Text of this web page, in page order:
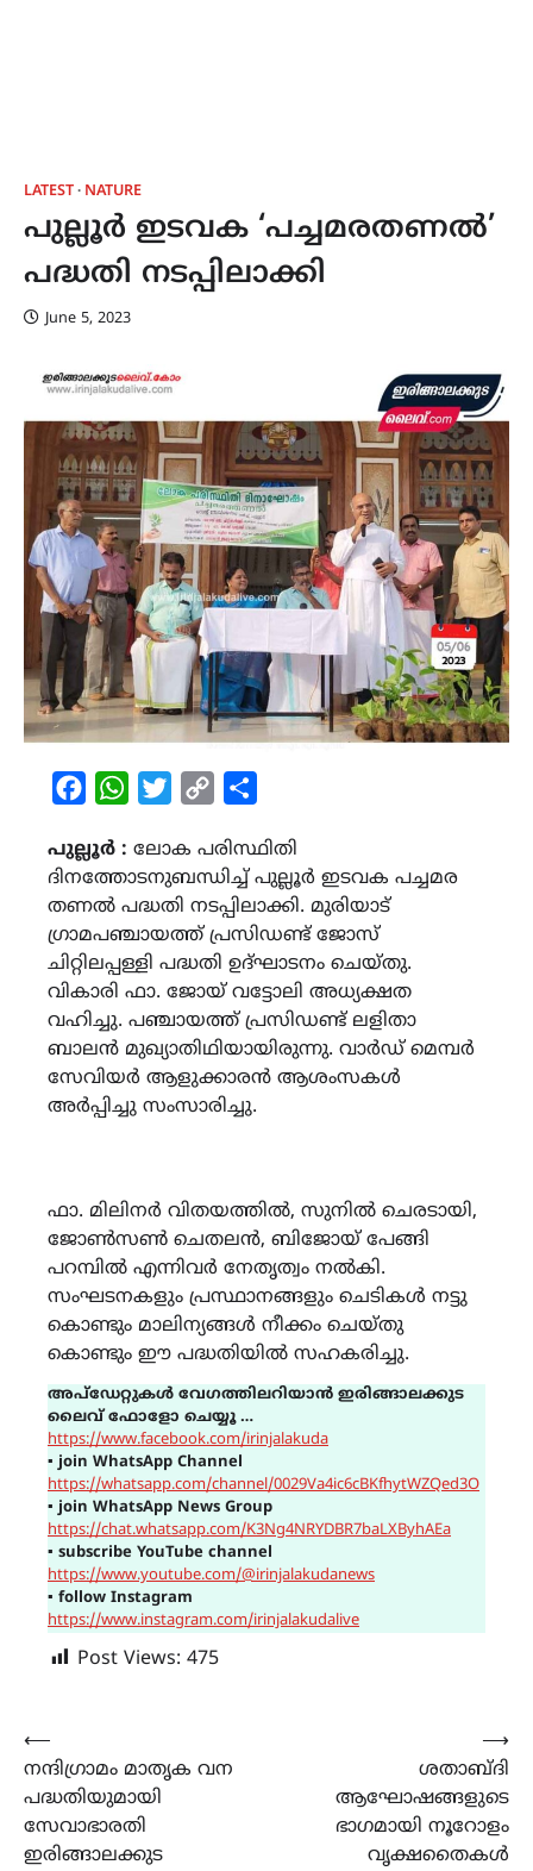
LATEST NATURE
പുല്ലൂർ ഇടവക ‘പച്ചമരതണൽ’
പദ്ധതി നടപ്പിലാക്കി
June 5, 2023
FacebookWhatsAppTwitterCopy
പുല്ലൂർ : ലോക പരിസ്ഥിതി
ദിനത്തോടനുബന്ധിച്ച് പുല്ലൂർ ഇടവക പച്ചമര
തണൽ പദ്ധതി നടപ്പിലാക്കി. മുരിയാട്
ഗ്രാമപഞ്ചായത്ത് പ്രസിഡണ്ട് ജോസ്
ചിറ്റിലപ്പള്ളി പദ്ധതി ഉദ്ഘാടനം ചെയ്തു.
വികാരി ഫാ. ജോയ് വട്ടോലി അധ്യക്ഷത
വഹിച്ചു. പഞ്ചായത്ത് പ്രസിഡണ്ട് ലളിതാ
ബാലൻ മുഖ്യാതിഥിയായിരുന്നു. വാർഡ് മെമ്പർ
സേവിയർ ആളുക്കാരൻ ആശംസകൾ
അർപ്പിച്ചു സംസാരിച്ചു.
ഫാ. മിലിനർ വിതയത്തിൽ, സുനിൽ ചെരടായി,
ജോൺസൺ ചെതലൻ, ബിജോയ് പേങ്ങി
പറമ്പിൽ എന്നിവർ നേതൃത്വം നൽകി.
സംഘടനകളും പ്രസ്ഥാനങ്ങളും ചെടികൾ നട്ടു
കൊണ്ടും മാലിന്യങ്ങൾ നീക്കം ചെയ്തു
കൊണ്ടും ഈ പദ്ധതിയിൽ സഹകരിച്ചു.
അപ്ഡേറ്റുകൾ വേഗത്തിലറിയാൻ ഇരിങ്ങാലക്കുട
ലൈവ് ഫോളോ ചെയ്യൂ …
https://www.facebook.com/irinjalakuda
▪ join WhatsApp Channel
https://whatsapp.com/channel/0029Va4ic6cBKfhytWZQed3O
▪ join WhatsApp News Group
https://chat.whatsapp.com/K3Ng4NRYDBR7baLXByhAEa
▪ subscribe YouTube channel
https://www.youtube.com/@irinjalakudanews
▪ follow Instagram
https://www.instagram.com/irinjalakudalive
Post Views: 475
Post
navigation
⟵
നന്ദിഗ്രാമം മാതൃക വന
പദ്ധതിയുമായി
സേവാഭാരതി
ഇരിങ്ങാലക്കുട
ശതാബ്ദി
ആഘോഷങ്ങളുടെ
ഭാഗമായി നൂറോളം
വൃക്ഷതൈകൾ
⟶